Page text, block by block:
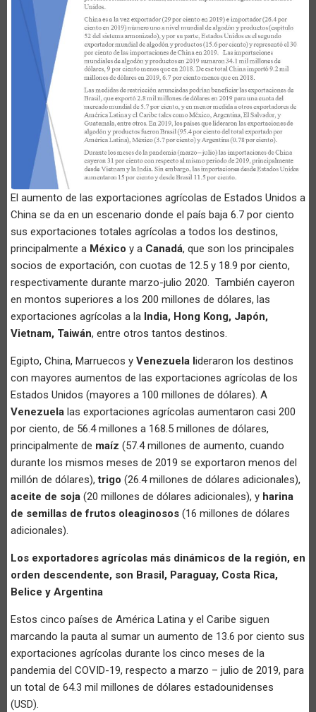
El aumento de las exportaciones agrícolas de Estados Unidos a
China se da en un escenario donde el país baja 6.7 por ciento
sus exportaciones totales agrícolas a todos los destinos,
principalmente a México y a Canadá, que son los principales
socios de exportación, con cuotas de 12.5 y 18.9 por ciento,
respectivamente durante marzo-julio 2020. También cayeron
en montos superiores a los 200 millones de dólares, las
exportaciones agrícolas a la India, Hong Kong, Japón,
Vietnam, Taiwán, entre otros tantos destinos.
Egipto, China, Marruecos y Venezuela l ideraron los destinos
con mayores aumentos de las exportaciones agrícolas de los
Estados Unidos (mayores a 100 millones de dólares). A
Venezuela las exportaciones agrícolas aumentaron casi 200
por ciento, de 56.4 millones a 168.5 millones de dólares,
principalmente de maíz (57.4 millones de aumento, cuando
durante los mismos meses de 2019 se exportaron menos del
millón de dólares), trigo (26.4 millones de dólares adicionales),
aceite de soja (20 millones de dólares adicionales), y harina
de semillas de frutos oleaginosos (16 millones de dólares
adicionales).
Los exportadores agrícolas más dinámicos de la región, en
orden descendente, son Brasil, Paraguay, Costa Rica,
Belice y Argentina
Estos cinco países de América Latina y el Caribe siguen
marcando la pauta al sumar un aumento de 13.6 por ciento sus
exportaciones agrícolas durante los cinco meses de la
pandemia del COVID-19, respecto a marzo – julio de 2019, para
un total de 64.3 mil millones de dólares estadounidenses
(USD).